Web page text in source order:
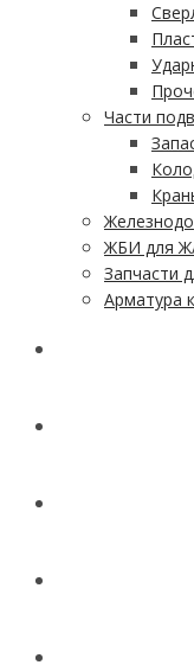
Части
ЖБИ для
Запчасти
Арматура